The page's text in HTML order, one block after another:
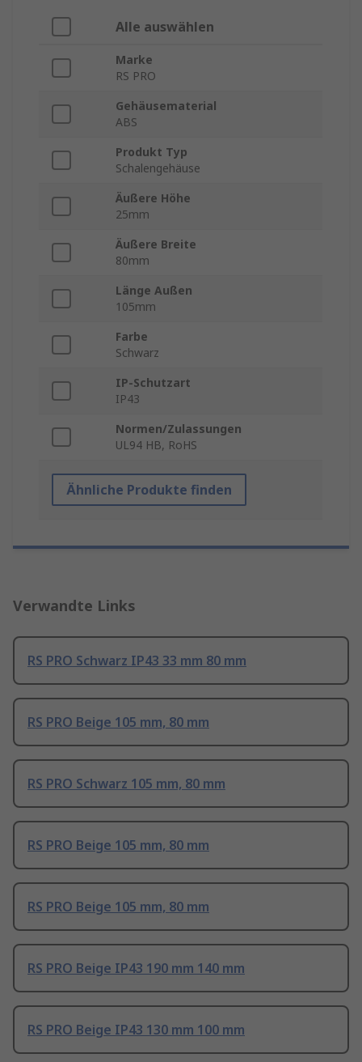
Alle auswählen
Marke
RS PRO
Gehäusematerial
ABS
Produkt Typ
Schalengehäuse
Äußere Höhe
25mm
Äußere Breite
80mm
Länge Außen
105mm
Farbe
Schwarz
IP-Schutzart
IP43
Normen/Zulassungen
UL94 HB, RoHS
Ähnliche Produkte finden
Verwandte Links
RS PRO Schwarz IP43 33 mm 80 mm
RS PRO Beige 105 mm, 80 mm
RS PRO Schwarz 105 mm, 80 mm
RS PRO Beige 105 mm, 80 mm
RS PRO Beige 105 mm, 80 mm
RS PRO Beige IP43 190 mm 140 mm
RS PRO Beige IP43 130 mm 100 mm